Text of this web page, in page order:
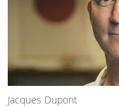
Jacques Dupont